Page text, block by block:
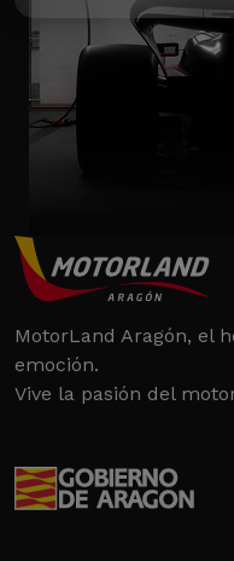
MotorLand Aragón, el
emoción.
Vive la pasión del